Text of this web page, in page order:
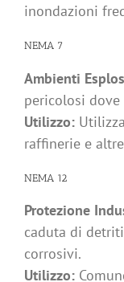
inondazioni
NEMA 7
Ambienti
pericolosi
Utilizzo:
raffinerie e
NEMA 12
Protezione
caduta di
corrosivi.
Utilizzo: